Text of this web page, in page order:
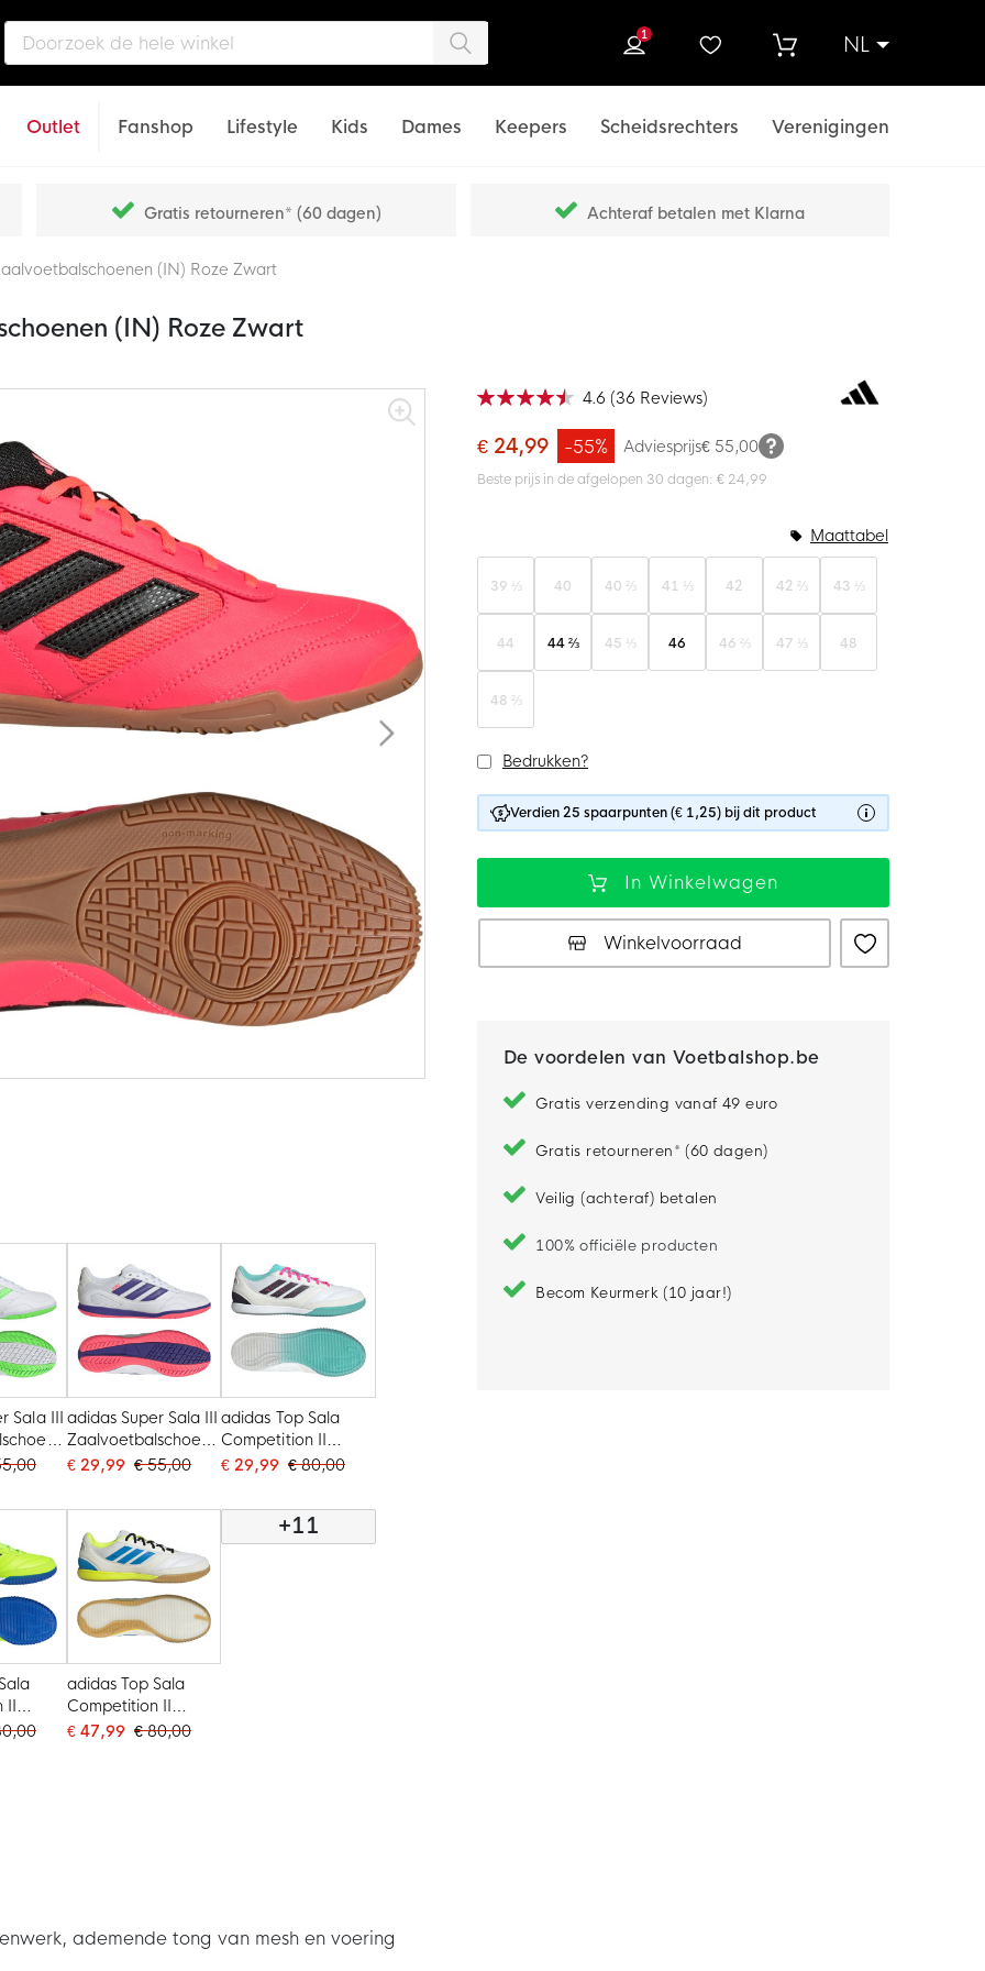
NL
1
Outlet Fanshop Lifestyle Kids Dames Keepers Scheidsrechters Verenigingen
Gratis retourneren* (60 dagen) Achteraf betalen met Klarna
(IN) Roze Zwart
(IN) Roze Zwart
Waardering: 4.6 (36 Reviews)
€ 24,99 Adviesprijs€ 55,00
-55%
Beste prijs in de afgelopen 30 dagen: € 24,99
39 ⅓ 40 40 ⅔ 41 ⅓ 42 42 ⅔ 43 ⅓
44 44 ⅔ 45 ⅓ 46 46 ⅔ 47 ⅓ 48
48 ⅔
Maattabel
Bedrukken?
Verdien 25 spaarpunten (€ 1,25) bij dit product
In Winkelwagen
Winkelvoorraad
De voordelen van Voetbalshop.be
Gratis verzending vanaf 49 euro
Gratis retourneren* (60 dagen)
Veilig (achteraf) betalen
100% officiële producten
Becom Keurmerk (10 jaar!)
Sala III adidas Super Sala III
Zaalvoetbalschoenen
(IN) Wit Paars Roze
€ 29,99 € 55,00
adidas Top Sala
Competition II
Zaalvoetbalschoenen
Turquoise Roze
€ 29,99 € 80,00
II
adidas Top Sala
Competition II
Zaalvoetbalschoenen
€ 47,99 € 80,00
+11
ademende tong van mesh en voering